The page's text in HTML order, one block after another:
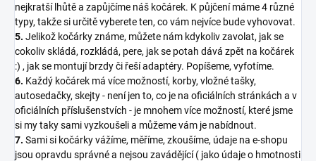
nejkratší lhůtě a zapůjčíme náš kočárek. K půjčení máme 4 různé
typy, takže si určitě vyberete ten, co vám nejvíce bude vyhovovat.
5. Jelikož kočárky známe, můžete nám kdykoliv zavolat, jak se
cokoliv skládá, rozkládá, pere, jak se potah dává zpět na kočárek
:) , jak se montují brzdy či řeší adaptéry. Popíšeme, vyfotíme.
6. Každý kočárek má více možností, korby, vložné tašky,
autosedačky, skejty - není jen to, co je na oficiálních stránkách a v
oficiálních příslušenstvích - je mnohem více možností, které jsme
si my taky sami vyzkoušeli a můžeme vám je nabídnout.
7. Sami si kočárky vážíme, měříme, zkoušíme, údaje na e-shopu
jsou opravdu správné a nejsou zavádějící ( jako údaje o hmotnosti